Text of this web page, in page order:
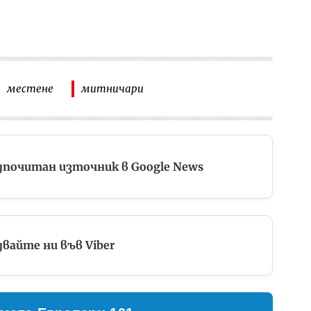
местене митничари
източник в Google News
ни във Viber